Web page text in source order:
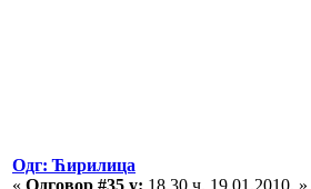
Одг: Ћирилица
« Одговор #35 у: 18.30 ч. 19.01.2010. »